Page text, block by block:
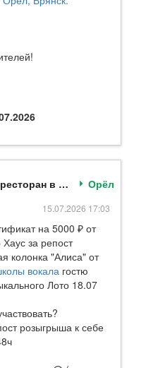
Ягер Хаус | Пивной ресторан в Орле Орёл
15.07.2026 17:03
на 5000 ₽ от
Хаус за репост
колонка "Алиса" от
вокала гостю
Лото 18.07
розыгрыша к себе